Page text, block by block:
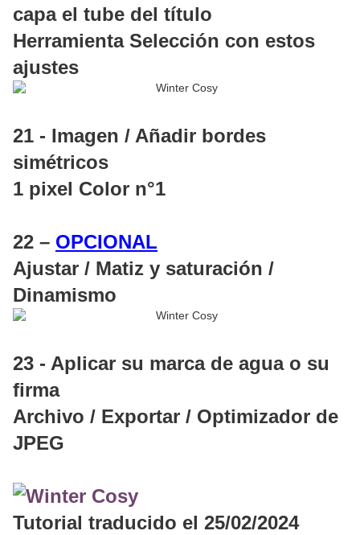
capa el tube del título
Herramienta Selección con estos
ajustes
21 - Imagen / Añadir bordes
simétricos
1 pixel Color n°1
22 – OPCIONAL
Ajustar / Matiz y saturación /
Dinamismo
23 - Aplicar su marca de agua o su
firma
Archivo / Exportar / Optimizador de
JPEG
Tutorial traducido el 25/02/2024